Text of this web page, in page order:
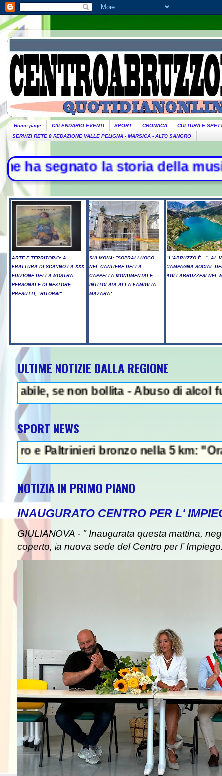
Home page CALENDARIO EVENTI SPORT CRONACA
CULTURA E
SERVIZI RETE 8 REDAZIONE VALLE PELIGNA - MARSICA - ALTO SANGRO
della musica -
ARTE E TERRITORIO: A
FRATTURA DI SCANNO LA XXX
EDIZIONE DELLA MOSTRA
PERSONALE DI NESTORE
PRESUTTI, "RITORNI"
SULMONA: "SOPRALLUOGO
NEL CANTIERE DELLA
CAPPELLA MONUMENTALE
INTITOLATA ALLA FAMIGLIA
MAZARA"
“L’ABRUZZO È…”, AL
CAMPAGNA SOCIAL
AGLI ABRUZZESI NEL
ULTIME NOTIZIE DALLA REGIONE
bollita - Abuso di alcol fuori
SPORT NEWS
bronzo nella 5 km: "Ora ci
NOTIZIA IN PRIMO PIANO
INAUGURATO CENTRO PER L'
GIULIANOVA - " Inaugurata questa mattina,
coperto, la nuova sede del Centro per l’
NEWS IN EVIDENZA